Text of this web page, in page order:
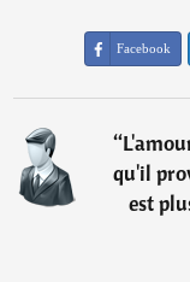
Facebook
“
qu'il
est